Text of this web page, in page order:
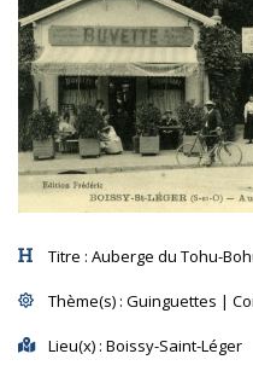
Titre : Auberge du Tohu-
Thème(s) : Guinguettes |
Lieu(x) : Boissy-Saint-Léger